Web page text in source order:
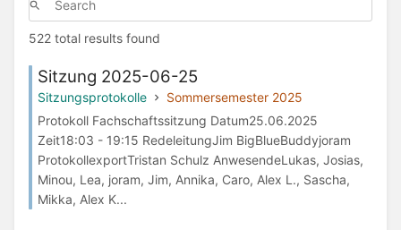
522 total results found
Sitzung 2025-06-25
Sitzungsprotokolle
Sommersemester 2025
Protokoll Fachschaftssitzung Datum25.06.2025
Zeit18:03 - 19:15 RedeleitungJim BigBlueBuddyjoram
ProtokollexportTristan Schulz AnwesendeLukas, Josias,
Minou, Lea, joram, Jim, Annika, Caro, Alex L., Sascha,
Mikka, Alex K...